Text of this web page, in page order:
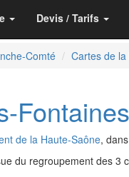
Devis / Tarifs
Comté Cartes de
Fontaines
de la Haute-Saône, dans
du regroupement des 3